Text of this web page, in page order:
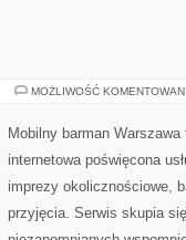
MOŻLIWOŚĆ
Mobilny barman
internetowa poświęcona
imprezy okolicznościowe,
przyjęcia. Serwis skupia